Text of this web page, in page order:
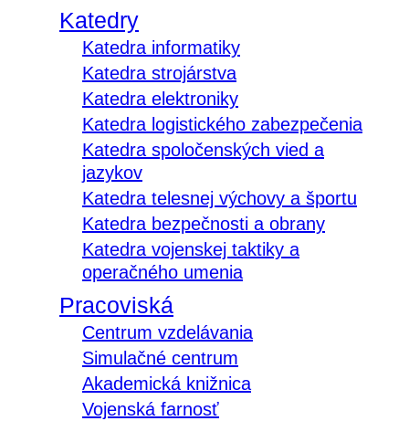
Katedry
Katedra informatiky
Katedra strojárstva
Katedra elektroniky
Katedra logistického zabezpečenia
Katedra spoločenských vied a
jazykov
Katedra telesnej výchovy a športu
Katedra bezpečnosti a obrany
Katedra vojenskej taktiky a
operačného umenia
Pracoviská
Centrum vzdelávania
Simulačné centrum
Akademická knižnica
Vojenská farnosť